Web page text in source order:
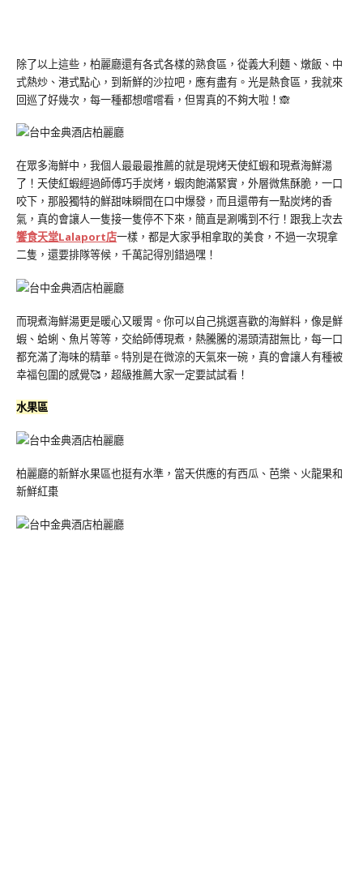
除了以上這些，柏麗廳還有各式各樣的熟食區，從義大利麵、燉飯、中
式熱炒、港式點心，到新鮮的沙拉吧，應有盡有。光是熱食區，我就來
回巡了好幾次，每一種都想嚐嚐看，但胃真的不夠大啦！🙈
在眾多海鮮中，我個人最最最推薦的就是現烤天使紅蝦和現煮海鮮湯
了！天使紅蝦經過師傅巧手炭烤，蝦肉飽滿緊實，外層微焦酥脆，一口
咬下，那股獨特的鮮甜味瞬間在口中爆發，而且還帶有一點炭烤的香
氣，真的會讓人一隻接一隻停不下來，簡直是涮嘴到不行！跟我上次去
饗食天堂Lalaport店一樣，都是大家爭相拿取的美食，不過一次現拿
二隻，還要排隊等候，千萬記得別錯過嘿！
而現煮海鮮湯更是暖心又暖胃。你可以自己挑選喜歡的海鮮料，像是鮮
蝦、蛤蜊、魚片等等，交給師傅現煮，熱騰騰的湯頭清甜無比，每一口
都充滿了海味的精華。特別是在微涼的天氣來一碗，真的會讓人有種被
幸福包圍的感覺🥰，超級推薦大家一定要試試看！
水果區
柏麗廳的新鮮水果區也挺有水準，當天供應的有西瓜、芭樂、火龍果和
新鮮紅棗